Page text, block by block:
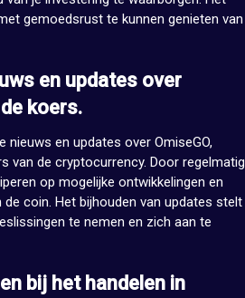
gemoedsrust te kunnen genieten van
en updates over
koers.
en updates over OmiseGO,
van de cryptocurrency. Door regelmatig
op mogelijke ontwikkelingen en
coin. Het bijhouden van updates stelt
te nemen en zich aan te
bij het handelen in